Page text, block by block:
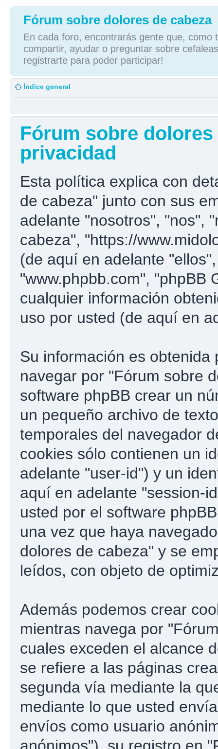
Fórum sobre dolores de cabeza
En cada foro, encontrarás gente que, como
compartir, ayudar o preguntar sobre
registrarte para poder participar!
Índice general
Fórum sobre
privacidad
Esta política explica con
de cabeza" junto con sus
adelante "nosotros", "nos",
cabeza", "https://
(de aquí en adelante
"www.phpbb.com", "phpBB
cualquier información
uso por usted (de aquí en
Su información es
navegar por "Fórum sobre
software phpBB crear un
un pequeño archivo de
temporales del navegador
cookies sólo contienen un
adelante "user-id") y un
aquí en adelante "session-
usted por el software
una vez que haya
dolores de cabeza" y se
leídos, con objeto de
Además podemos crear
mientras navega por
cuales exceden el alcance
se refiere a las páginas
segunda vía mediante la
mediante lo que usted
envíos como usuario
anónimos"), su registro en